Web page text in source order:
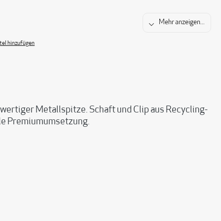
Mehr anzeigen...
hinzufügen
Metallspitze. Schaft und Clip aus Recycling-
Premiumumsetzung.